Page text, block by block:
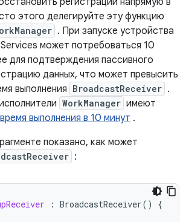
этого делегируйте эту функцию
. При запуске устройства
может потребоваться 10
для подтверждения пассивного
данных, что может превысить
выполнения BroadcastReceiver .
WorkManager имеют
выполнения в 10 минут .
показано, как может
:
: BroadcastReceiver() {